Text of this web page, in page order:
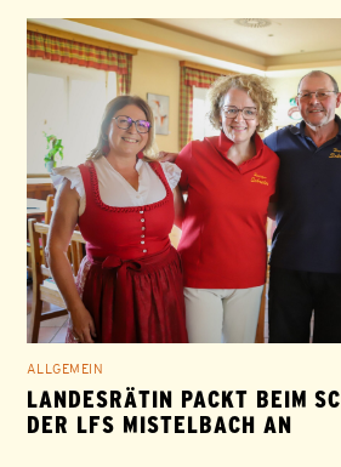
ALLGEMEIN
LANDESRÄTIN PACKT BEIM
DER LFS MISTELBACH AN